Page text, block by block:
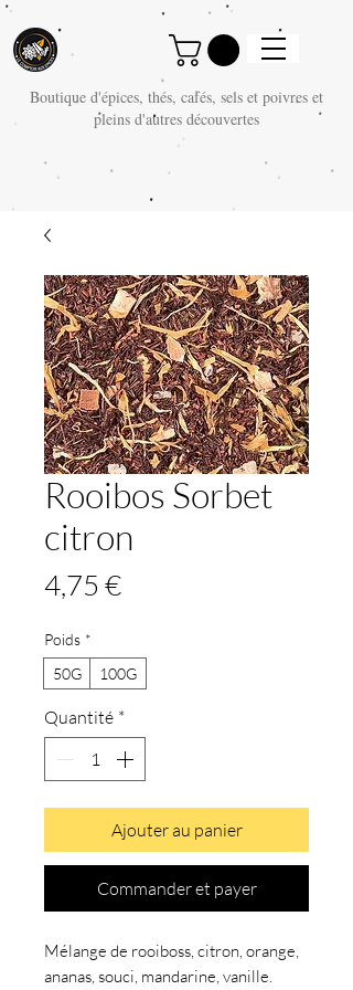
Boutique d'épices, thés, cafés, sels et poivres et
pleins d'autres découvertes
Rooibos Sorbet
citron
4,75 €Prix
Poids *
50G
100G
Quantité *
Ajouter au panier
Commander et payer
Mélange de rooiboss, citron, orange,
ananas, souci, mandarine, vanille.